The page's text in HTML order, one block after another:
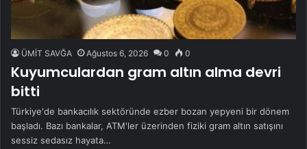
ÜMİT SAVĞA Ağustos 6, 2026 0 0
Kuyumculardan gram altın alma devri
bitti
Türkiye'de bankacılık sektöründe ezber bozan yepyeni bir dönem
başladı. Bazı bankalar, ATM'ler üzerinden fiziki gram altın satışını
sessiz sedasız hayata…